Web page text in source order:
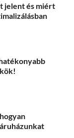
jelent és miért